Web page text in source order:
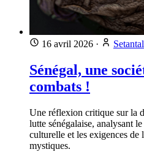
16 avril 2026 · Setantal
Sénégal, une
combats !
Une réflexion critique sur la
lutte sénégalaise, analysant
culturelle et les exigences
mystiques.